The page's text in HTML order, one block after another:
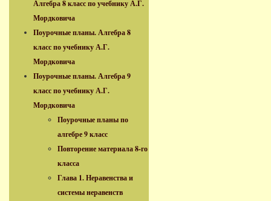
Алгебра 8 класс по учебнику А.Г.
Мордковича
Поурочные планы. Алгебра 8
класс по учебнику А.Г.
Мордковича
Поурочные планы. Алгебра 9
класс по учебнику А.Г.
Мордковича
Поурочные планы по
алгебре 9 класс
Повторение материала 8-го
класса
Глава 1. Неравенства и
системы неравенств